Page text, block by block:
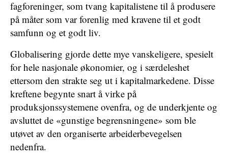
fagforeninger, som tvang kapitalistene til å produsere
på måter som var forenlig med kravene til et godt
samfunn og et godt liv.
Globalisering gjorde dette mye vanskeligere, spesielt
for hele nasjonale økonomier, og i særdeleshet
ettersom den strakte seg ut i kapitalmarkedene. Disse
kreftene begynte snart å virke på
produksjonssystemene ovenfra, og de underkjente og
avsluttet de «gunstige begrensningene» som ble
utøvet av den organiserte arbeiderbevegelsen
nedenfra.